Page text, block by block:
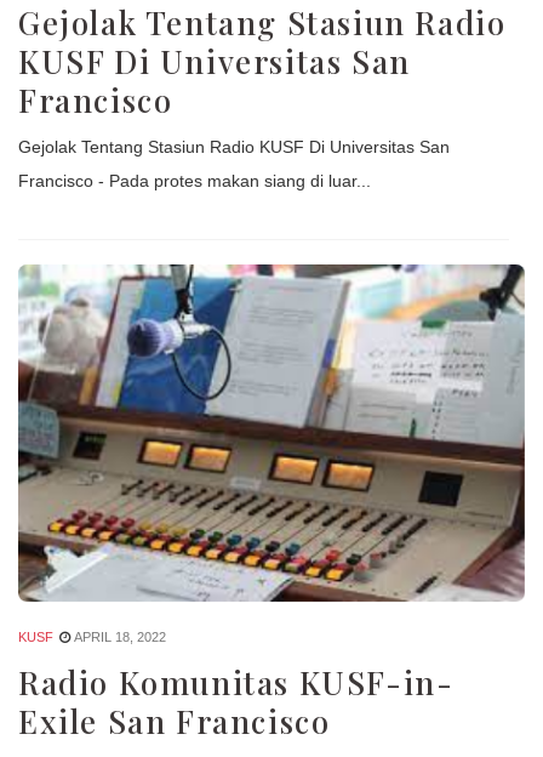
Gejolak Tentang Stasiun Radio
KUSF Di Universitas San
Francisco
Gejolak Tentang Stasiun Radio KUSF Di Universitas San
Francisco - Pada protes makan siang di luar...
KUSF APRIL 18, 2022
Radio Komunitas KUSF-in-
Exile San Francisco